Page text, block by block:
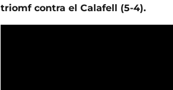
triomf contra el Calafell (5-4).